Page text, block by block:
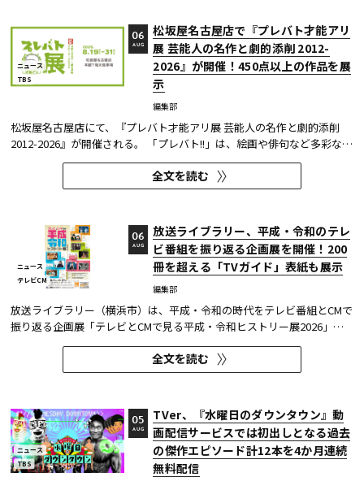
ニュース
TBS
松坂屋名古屋店で『プレバト才能アリ
展 芸能人の名作と劇的添削 2012-
2026』が開催！450点以上の作品を展
示
編集部
06
AUG
松坂屋名古屋店にて、『プレバト才能アリ展 芸能人の名作と劇的添削
2012-2026』が開催される。 「プレバト!!」は、絵画や俳句など多彩な芸
術ジャンルに芸能人が挑戦し、その作品を超一流の講師陣が才能アリ/ナ
シで厳しく査定する教養バラエティー番組だ。 本展では、定番ジャンル
の俳句・水彩画から、大漁旗や黒板アートといった巨大作品...
全文を読む
ニュース
テレビCM
放送ライブラリー、平成・令和のテレ
ビ番組を振り返る企画展を開催！200
冊を超える「TVガイド」表紙も展示
編集部
06
AUG
放送ライブラリー（横浜市）は、平成・令和の時代をテレビ番組とCMで
振り返る企画展「テレビとCMで見る平成・令和ヒストリー展2026」を8
月7日～9月27日に開催する。
全文を読む
ニュース
TBS
TVer、『水曜日のダウンタウン』動
画配信サービスでは初出しとなる過去
の傑作エピソード計12本を4か月連続
無料配信
05
AUG